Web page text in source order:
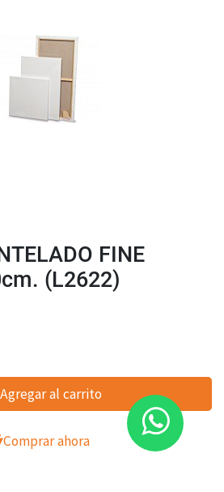
FINE
(L2622)
al carrito
Comprar ahora